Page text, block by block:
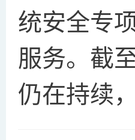
统安全专
服务。截
仍在持续